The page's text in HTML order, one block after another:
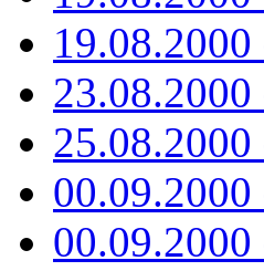
19.08.2000
00.09.2000